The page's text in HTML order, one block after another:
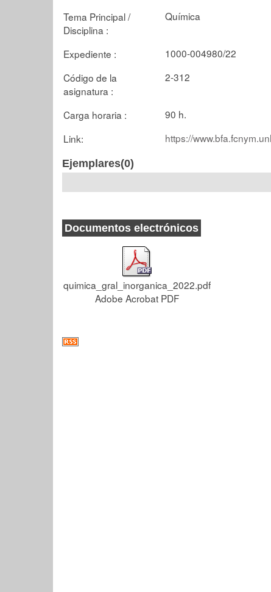
Tema Principal /
Disciplina :
Química
Expediente :
1000-004980/22
Código de la
asignatura :
2-312
Carga horaria :
90 h.
Link:
https://
Ejemplares(0)
Documentos electrónicos
quimica_gral_inorganica_2022.pdf
Adobe Acrobat PDF